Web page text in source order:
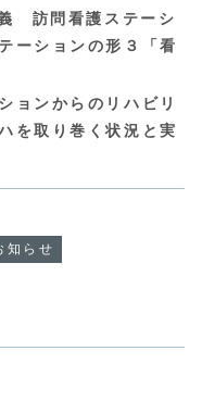
訪問看護ステーシ
ーションの形３「看
ョンからのリハビリ
を取り巻く状況と実
知らせ